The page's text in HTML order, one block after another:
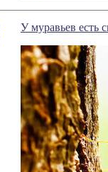
У муравьев есть